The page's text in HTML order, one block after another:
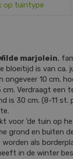
op tuintype
marjolein,
bloeitijd is van
ongeveer 10 cm.
cm. Verdraagt een
is 30 cm. (8-11 st.
voor 'de tuin op
grond en buiten
als
in de winter